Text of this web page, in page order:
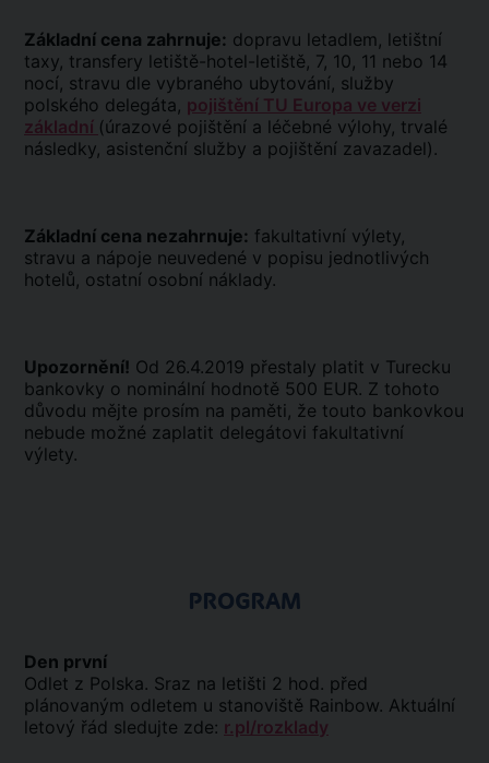
Základní cena zahrnuje: dopravu letadlem, letištní
taxy, transfery letiště-hotel-letiště, 7, 10, 11 nebo 14
nocí, stravu dle vybraného ubytování, služby
polského delegáta, pojištění TU Europa ve verzi
základní (úrazové pojištění a léčebné výlohy, trvalé
následky, asistenční služby a pojištění zavazadel).
Základní cena nezahrnuje: fakultativní výlety,
stravu a nápoje neuvedené v popisu jednotlivých
hotelů, ostatní osobní náklady.
Upozornění! Od 26.4.2019 přestaly platit v Turecku
bankovky o nominální hodnotě 500 EUR. Z tohoto
důvodu mějte prosím na paměti, že touto bankovkou
nebude možné zaplatit delegátovi fakultativní
výlety.
PROGRAM
Den první
Odlet z Polska. Sraz na letišti 2 hod. před
plánovaným odletem u stanoviště Rainbow. Aktuální
letový řád sledujte zde: r.pl/rozklady